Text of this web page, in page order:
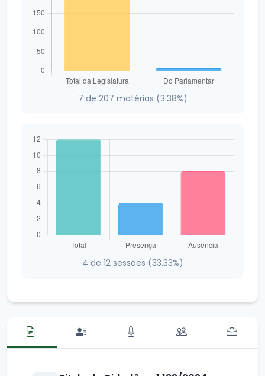
7 de 207 matérias (3.38%)
4 de 12 sessões (33.33%)